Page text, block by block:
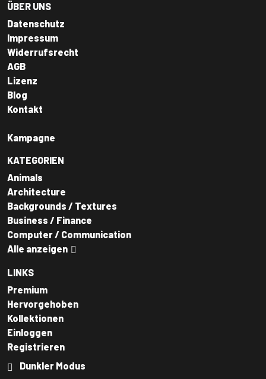
ÜBER UNS
Datenschutz
Impressum
Widerrufsrecht
AGB
Lizenz
Blog
Kontakt
Kampagne
KATEGORIEN
Animals
Architecture
Backgrounds / Textures
Business / Finance
Computer / Communication
Alle anzeigen
LINKS
Premium
Hervorgehoben
Kollektionen
Einloggen
Registrieren
Dunkler Modus